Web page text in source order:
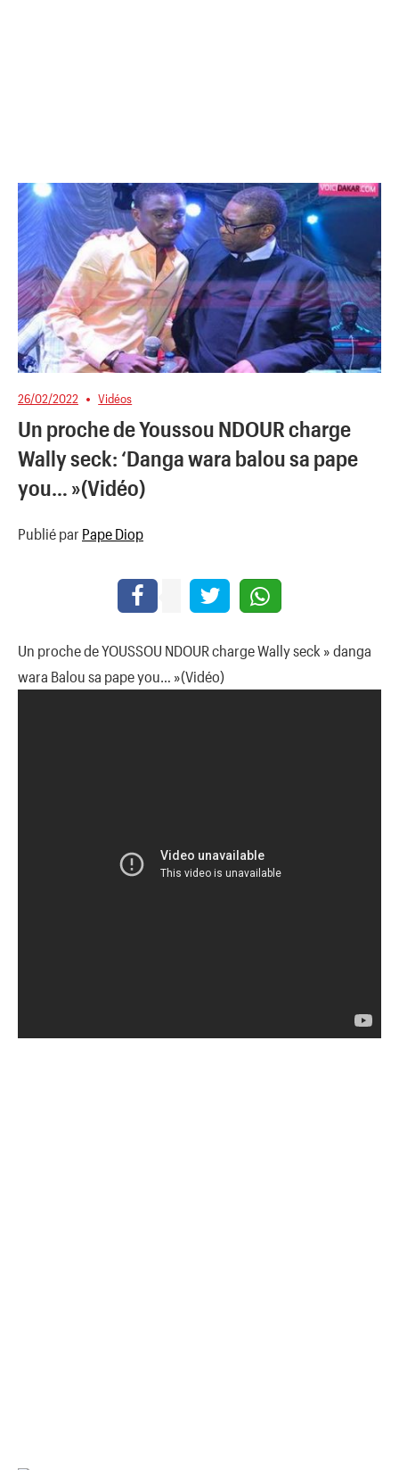
26/02/2022 Vidéos
Un proche de Youssou NDOUR charge
Wally seck: ‘Danga wara balou sa pape
you… »(Vidéo)
Publié par Pape Diop
Un proche de YOUSSOU NDOUR charge Wally seck » danga
wara Balou sa pape you… »(Vidéo)